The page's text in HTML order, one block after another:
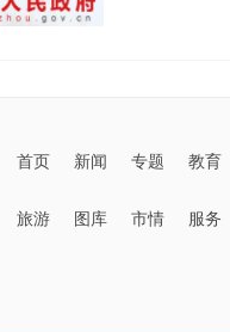
首页 新闻 专题 教育
旅游 图库 市情 服务